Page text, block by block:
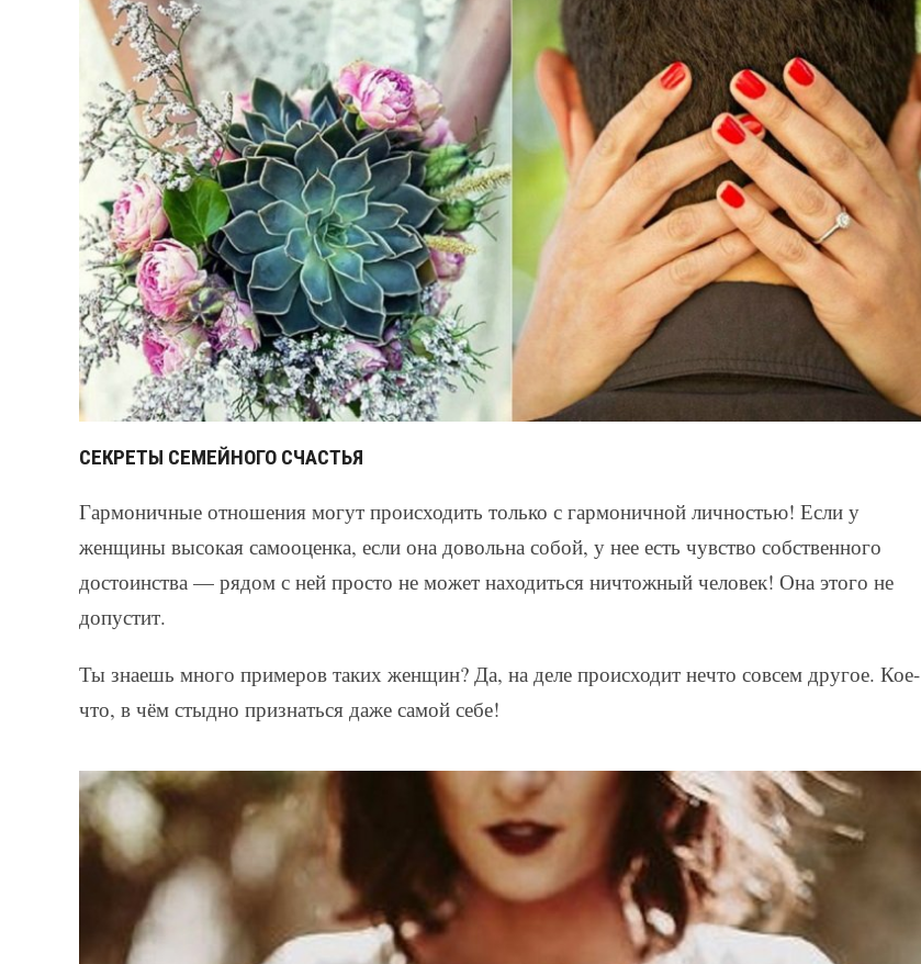
СЕКРЕТЫ СЕМЕЙНОГО СЧАСТЬЯ
Гармоничные отношения могут происходить только с гармоничной личностью! Если у
женщины высокая самооценка, если она довольна собой, у нее есть чувство собственного
достоинства — рядом с ней просто не может находиться ничтожный человек! Она этого не
допустит.
Ты знаешь много примеров таких женщин? Да, на деле происходит нечто совсем другое. Кое-
что, в чём стыдно признаться даже самой себе!